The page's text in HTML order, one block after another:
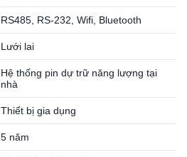
RS485, RS-232, Wifi, Bluetooth
Lưới lai
Hệ thống pin dự trữ năng lượng tại
nhà
Thiết bị gia dụng
5 năm